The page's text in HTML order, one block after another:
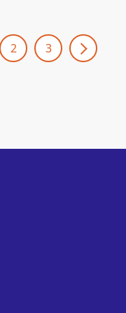
2 3